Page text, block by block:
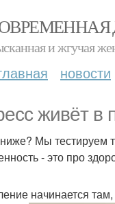
и жгучая
новости
живёт в
Мы тестируем
- это про
начинается